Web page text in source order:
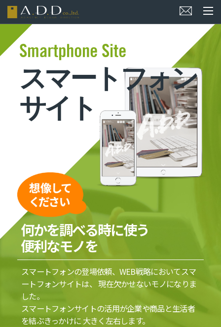
Smartphone Site
スマートフォン
サイト
何かを調べる時に使う
便利なモノを
スマートフォンの登場依頼、WEB戦略においてスマ
ートフォンサイトは、 現在欠かせないモノになりま
した。
スマートフォンサイトの活用が企業や商品と生活者
を結ぶきっかけに 大きく左右します。